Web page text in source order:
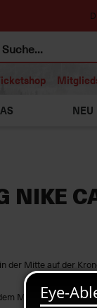
NEU
NIKE
der Mitte auf der